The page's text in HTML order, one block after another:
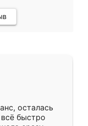
осталась
быстро